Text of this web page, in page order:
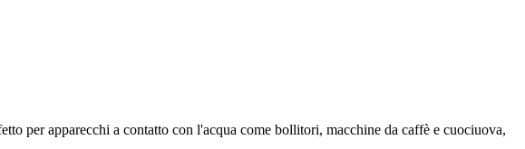
per apparecchi a contatto con l'acqua come bollitori, macchine da caffè e cuociuova,